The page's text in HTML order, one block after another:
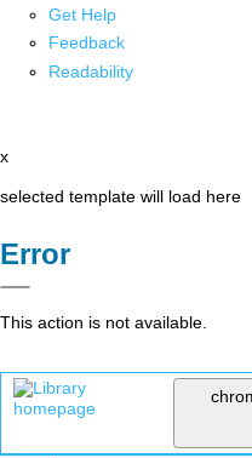
Get Help
Feedback
Readability
x
selected template will load here
Error
This action is not available.